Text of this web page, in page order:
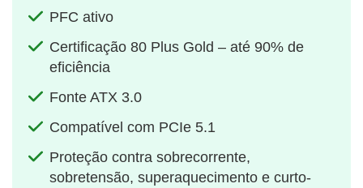
PFC ativo
Certificação 80 Plus Gold – até 90% de
eficiência
Fonte ATX 3.0
Compatível com PCIe 5.1
Proteção contra sobrecorrente,
sobretensão, superaquecimento e curto-